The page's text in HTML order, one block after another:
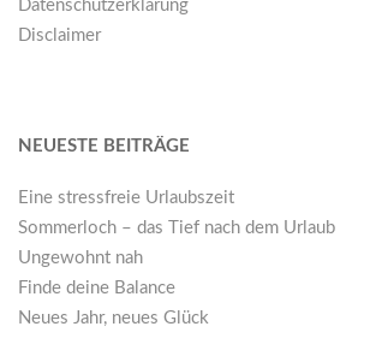
Datenschutzerklärung
Disclaimer
NEUESTE BEITRÄGE
Eine stressfreie Urlaubszeit
Sommerloch – das Tief nach dem Urlaub
Ungewohnt nah
Finde deine Balance
Neues Jahr, neues Glück